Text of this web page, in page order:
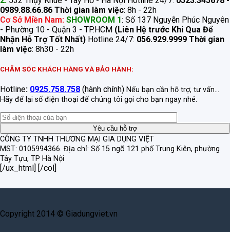
0989.88.66.86 Thời gian làm việc: 8h - 22h
Cơ Sở Miền Nam: SHOWROOM 1: Số 137 Nguyễn Phúc Nguyên
- Phường 10 - Quận 3 - TP.HCM (Liên Hệ trước Khi Qua Để
Nhận Hỗ Trợ Tốt Nhất) Hotline 24/7: 056.929.9999 Thời gian
làm việc: 8h30 - 22h
CHĂM SÓC KHÁCH HÀNG VÀ BẢO HÀNH:
Hotline: 0925.758.758 (hành chính) Nếu bạn cần hỗ trợ, tư vấn...
Hãy để lại số điện thoại để chúng tôi gọi cho bạn ngay nhé.
CÔNG TY TNHH THƯƠNG MẠI GIA DỤNG VIỆT
MST: 0105994366. Địa chỉ: Số 15 ngõ 121 phố Trung Kiên, phường
Tây Tựu, TP Hà Nội
[/ux_html] [/col]
Copyright 2014 © Giadungviet.vn